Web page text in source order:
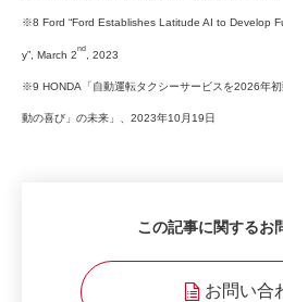
※8 Ford “Ford Establishes Latitude AI to Develop
y”, March 2nd , 2023
※9 HONDA「自動運転タクシーサービスを2026年
動の喜び」の未来」、2023年10月19日
この記事に関するお
お問い合